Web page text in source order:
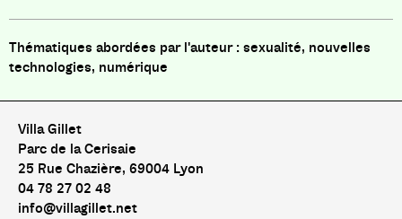
sexualité, nouvelles
technologies, numérique
Villa Gillet
Parc de la Cerisaie
25 Rue Chazière, 69004 Lyon
04 78 27 02 48
info@villagillet.net